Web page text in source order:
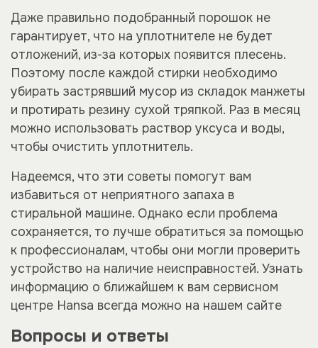
Даже правильно подобранный порошок не
гарантирует, что на уплотнителе не будет
отложений, из-за которых появится плесень.
Поэтому после каждой стирки необходимо
убирать застрявший мусор из складок манжеты
и протирать резину сухой тряпкой. Раз в месяц
можно использовать раствор уксуса и воды,
чтобы очистить уплотнитель.
Надеемся, что эти советы помогут вам
избавиться от неприятного запаха в
стиральной машине. Однако если проблема
сохраняется, то лучше обратиться за помощью
к профессионалам, чтобы они могли проверить
устройство на наличие неисправностей. Узнать
информацию о ближайшем к вам сервисном
центре Hansa всегда можно на нашем сайте
Вопросы и ответы